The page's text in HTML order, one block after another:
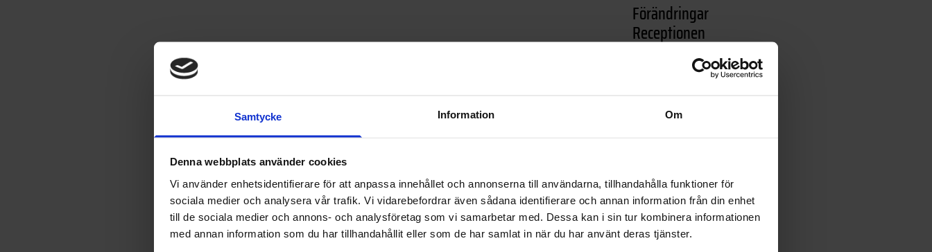
Samtycke Information Om
Denna webbplats använder cookies
Vi använder enhetsidentifierare för att anpassa innehållet och annonserna till användarna, tillhandahålla funktioner för
sociala medier och analysera vår trafik. Vi vidarebefordrar även sådana identifierare och annan information från din enhet
till de sociala medier och annons- och analysföretag som vi samarbetar med. Dessa kan i sin tur kombinera informationen
med annan information som du har tillhandahållit eller som de har samlat in när du har använt deras tjänster.
Förändringar
Receptionen
Fartgupp
Utemöbler ställs ut!
17 april 2026